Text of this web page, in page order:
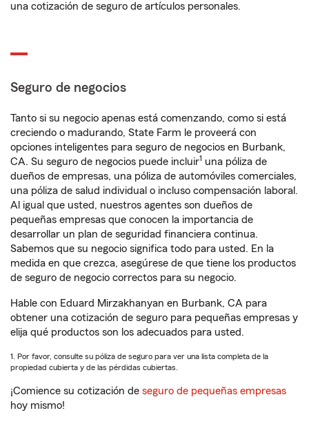
una cotización de seguro de artículos personales.
Seguro de negocios
Tanto si su negocio apenas está comenzando, como si está
creciendo o madurando, State Farm le proveerá con
opciones inteligentes para seguro de negocios en Burbank,
CA. Su seguro de negocios puede incluir1 una póliza de
dueños de empresas, una póliza de automóviles comerciales,
una póliza de salud individual o incluso compensación laboral.
Al igual que usted, nuestros agentes son dueños de
pequeñas empresas que conocen la importancia de
desarrollar un plan de seguridad financiera continua.
Sabemos que su negocio significa todo para usted. En la
medida en que crezca, asegúrese de que tiene los productos
de seguro de negocio correctos para su negocio.
Hable con Eduard Mirzakhanyan en Burbank, CA para
obtener una cotización de seguro para pequeñas empresas y
elija qué productos son los adecuados para usted.
1. Por favor, consulte su póliza de seguro para ver una lista completa de la
propiedad cubierta y de las pérdidas cubiertas.
¡Comience su cotización de seguro de pequeñas empresas
hoy mismo!